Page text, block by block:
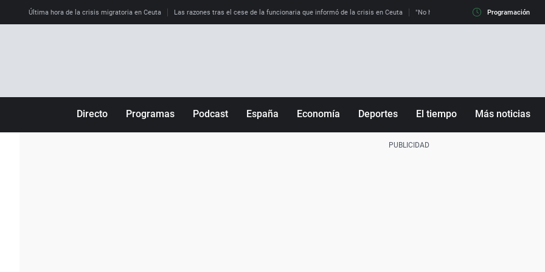
Última hora de la crisis migratoria en Ceuta Las razones tras el cese de la funcionaria que informó de la crisis en Ceuta "No hay mafias, que no nos engañen":
Programación
Directo Programas Podcast España Economía Deportes El tiempo Más noticias